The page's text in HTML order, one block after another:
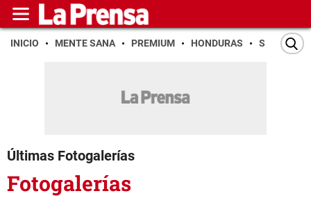
INICIO MENTE SANA PREMIUM HONDURAS SAN PEDRO
Últimas Fotogalerías
Fotogalerías